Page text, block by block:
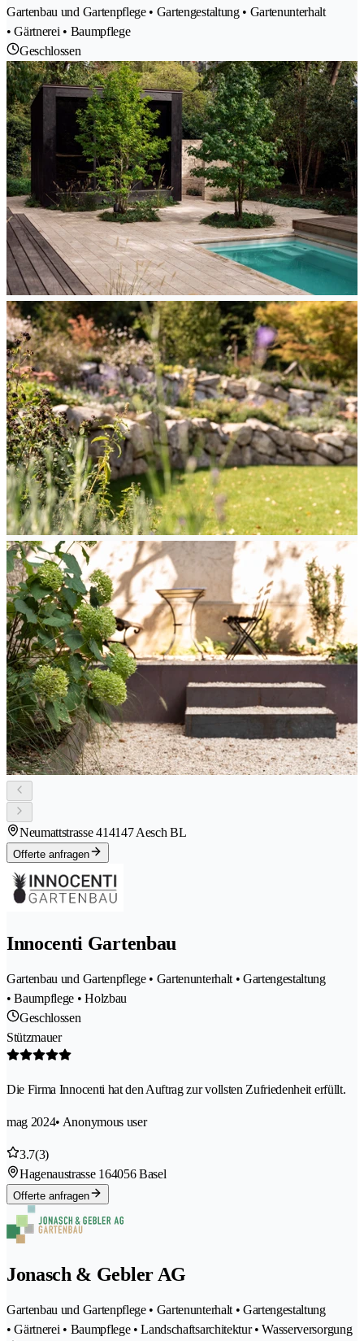
Gartenbau und Gartenpflege • Gartengestaltung • Gartenunterhalt
• Gärtnerei • Baumpflege
Geschlossen
Neumattstrasse 414147 Aesch BL
Offerte anfragen
Innocenti Gartenbau
Gartenbau und Gartenpflege • Gartenunterhalt • Gartengestaltung
• Baumpflege • Holzbau
Geschlossen
Stützmauer
Die Firma Innocenti hat den Auftrag zur vollsten Zufriedenheit erfüllt.
mag 2024• Anonymous user
3.7(3)
Hagenaustrasse 164056 Basel
Offerte anfragen
Jonasch & Gebler AG
Gartenbau und Gartenpflege • Gartenunterhalt • Gartengestaltung
• Gärtnerei • Baumpflege • Landschaftsarchitektur • Wasserversorgung